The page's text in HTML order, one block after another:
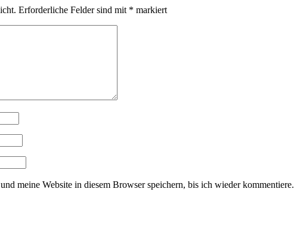
Erforderliche Felder sind mit * markiert
meine Website in diesem Browser speichern, bis ich wieder kommentiere.